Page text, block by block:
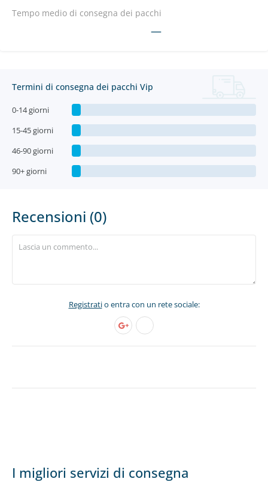
Tempo medio di consegna dei pacchi
—
Termini di consegna dei pacchi Vip
0-14 giorni
15-45 giorni
46-90 giorni
90+ giorni
Recensioni (0)
Registratio entra con un rete sociale:
I migliori servizi di consegna